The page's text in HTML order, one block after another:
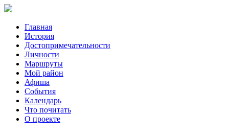
Главная
История
Достопримечательности
Личности
Маршруты
Мой район
Афиша
События
Календарь
Что почитать
О проекте